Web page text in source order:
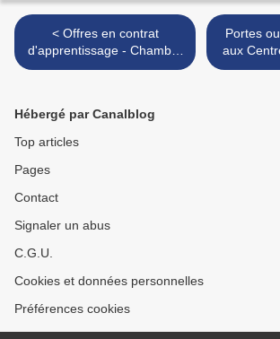
< Offres en contrat
d'apprentissage - Chambre
des Métiers de la Réunion
Portes
aux
de la
Hébergé par Canalblog
Top articles
Pages
Contact
Signaler un abus
C.G.U.
Cookies et données personnelles
Préférences cookies